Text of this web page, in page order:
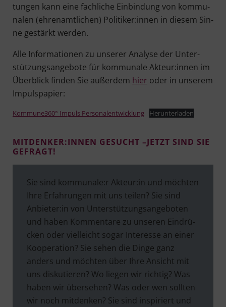
tun­gen kann eine fach­li­che Ein­bin­dung von kom­mu­
na­len (ehren­amt­li­chen) Politiker:innen in die­sem Sin­
ne gestärkt werden.
Alle Infor­ma­tio­nen zu unse­rer Ana­ly­se der Unter­
stüt­zungs­an­ge­bo­te für kom­mu­na­le Akteur:innen im
Über­blick fin­den Sie außer­dem hier oder in unse­rem
Impulspapier:
Kommune360° Impuls Per­so­nal­ent­wick­lung Her­un­ter­la­den
MITDENKER:INNEN GESUCHT –JETZT SIND SIE
GEFRAGT!
Sie sind kommunale:r Akteur:in und möch­ten
Ihre Erfah­run­gen mit uns tei­len? Sie sind
Anbieter:in von Unter­stüt­zungs­an­ge­bo­ten
und haben Kom­men­ta­re zu unse­ren Ein­drü­
cken oder viel­leicht sogar Inter­es­se an einer
Koope­ra­ti­on? Sie sehen die Din­ge ganz
anders und möch­ten über Ihre Ansicht mit
uns dis­ku­tie­ren? Wo lie­gen wir rich­tig? Was
haben wir über­se­hen? Was oder wen soll­ten
wir noch mit­den­ken? Sie sind inspi­riert und